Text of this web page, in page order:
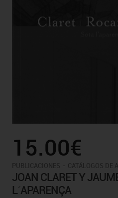
15.00€
-
JOAN CLARET Y
L´APARENÇA